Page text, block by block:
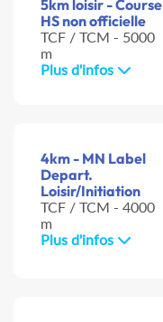
5km loisir - Course
HS non officielle
TCF / TCM - 5000
m
Plus d'infos
4km - MN Label
Depart.
Loisir/Initiation
TCF / TCM - 4000
m
Plus d'infos